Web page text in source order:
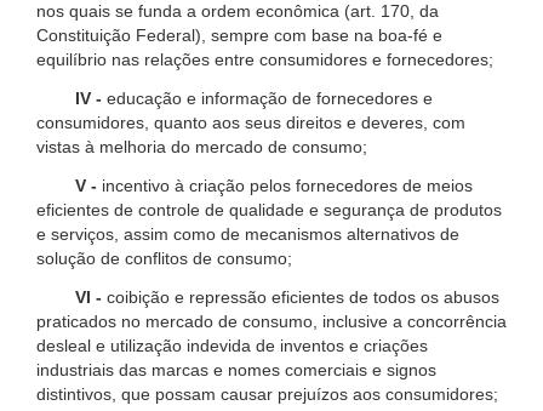
nos quais se funda a ordem econômica (art. 170, da
Constituição Federal), sempre com base na boa-fé e
equilíbrio nas relações entre consumidores e fornecedores;
IV - educação e informação de fornecedores e
consumidores, quanto aos seus direitos e deveres, com
vistas à melhoria do mercado de consumo;
V - incentivo à criação pelos fornecedores de meios
eficientes de controle de qualidade e segurança de produtos
e serviços, assim como de mecanismos alternativos de
solução de conflitos de consumo;
VI - coibição e repressão eficientes de todos os abusos
praticados no mercado de consumo, inclusive a concorrência
desleal e utilização indevida de inventos e criações
industriais das marcas e nomes comerciais e signos
distintivos, que possam causar prejuízos aos consumidores;